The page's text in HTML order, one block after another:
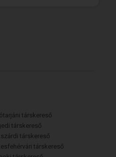
társkereső
társkereső
társkereső
társkereső